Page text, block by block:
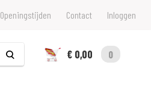
Openingstijden Contact Inloggen
€ 0,00
0